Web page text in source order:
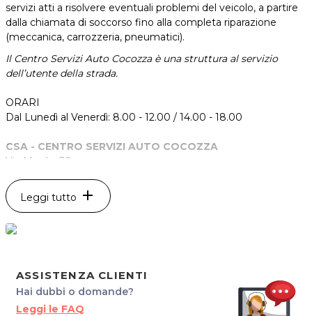
servizi atti a risolvere eventuali problemi del veicolo, a partire
dalla chiamata di soccorso fino alla completa riparazione
(meccanica, carrozzeria, pneumatici).
Il Centro Servizi Auto Cocozza è una struttura al servizio
dell’utente della strada.
ORARI
Dal Lunedì al Venerdì: 8.00 - 12.00 / 14.00 - 18.00
CSA - CENTRO SERVIZI AUTO COCOZZA
Via Musile, 30
Tel. 0434545911
P.IVA 01559590938
Per ulteriori informazioni sull'offerta o sulle modalità di
Leggi tutto add
ASSISTENZA CLIENTI
Hai dubbi o domande?
Leggi le FAQ